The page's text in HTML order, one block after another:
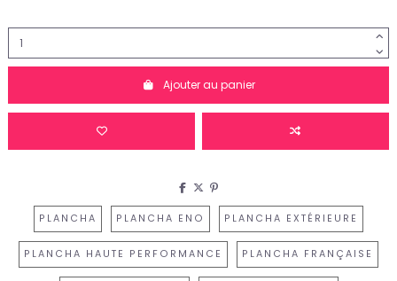
Ajouter au panier
PLANCHA PLANCHA ENO PLANCHA EXTÉRIEURE
PLANCHA HAUTE PERFORMANCE PLANCHA FRANÇAISE